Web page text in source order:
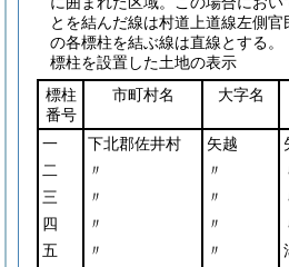
とを結んだ線は村道上道線左側
の各標柱を結ぶ線は直線とする。
標柱を設置した土地の表示
標柱
番号
市町村名 大字名
一 下北郡佐井村 矢越
二
〃 〃
三
〃 〃
四
〃 〃
五
〃 〃